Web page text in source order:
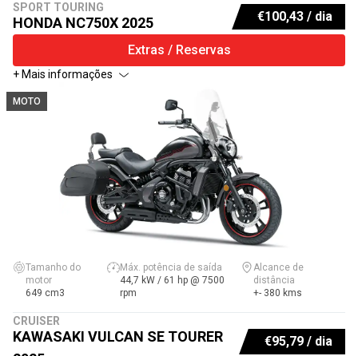
SPORT TOURING
HONDA NC750X 2025 €100,43 / dia
Extras / Reservas
+ Mais informações
Tamanho do
motor
649 cm3
Máx. potência de saída
44,7 kW / 61 hp @ 7500
rpm
Alcance de
distância
+- 380 kms
CRUISER
KAWASAKI VULCAN SE TOURER
€95,79 / dia
MOTO